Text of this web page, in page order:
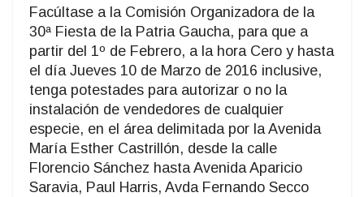
Facúltase a la Comisión Organizadora de la
30ª Fiesta de la Patria Gaucha, para que a
partir del 1º de Febrero, a la hora Cero y hasta
el día Jueves 10 de Marzo de 2016 inclusive,
tenga potestades para autorizar o no la
instalación de vendedores de cualquier
especie, en el área delimitada por la Avenida
María Esther Castrillón, desde la calle
Florencio Sánchez hasta Avenida Aparicio
Saravia, Paul Harris, Avda Fernando Secco